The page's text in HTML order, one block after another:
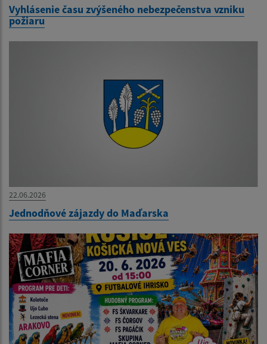
Vyhlásenie času zvýšeného nebezpečenstva vzniku
požiaru
22.06.2026
Jednodňové zájazdy do Maďarska